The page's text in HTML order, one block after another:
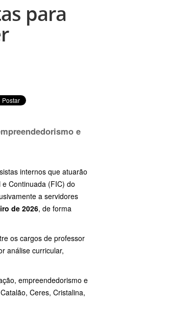
para
e
internos que atuarão
Continuada (FIC) do
a servidores
de 2026, de forma
os cargos de professor
análise curricular,
empreendedorismo e
Ceres, Cristalina,